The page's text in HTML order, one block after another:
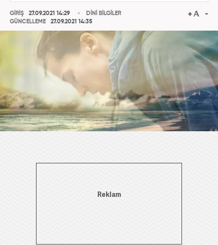
GİRİŞ
27.09.2021 14:29
GÜNCELLEME
27.09.2021 14:35
DİNİ BİLGİLER